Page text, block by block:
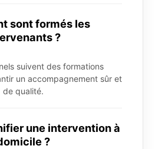
sont formés les
?
suivent des formations
un accompagnement sûr et
de qualité.
une intervention à
?